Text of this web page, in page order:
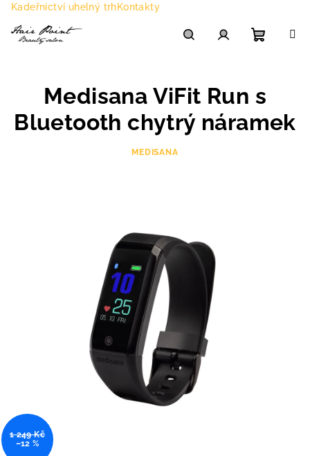
Přejít
obsah
Kadeřnictví uhelný trhKontakty
košík
Medisana ViFit Run s
Bluetooth chytrý náramek
MEDISANA
1 249 Kč
–12 %